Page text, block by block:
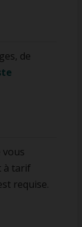
de
vous
à tarif
requise.